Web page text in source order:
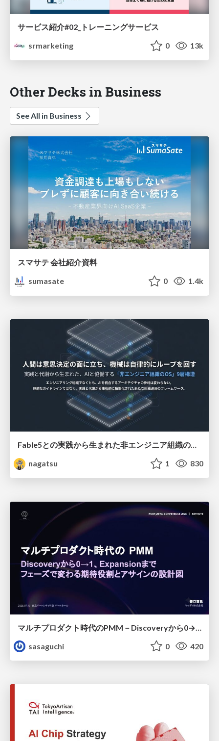
サービス紹介#02_トレーニングサービス
srmarketing
0 13k
Other Decks in Business
See All in Business
スマサテ 会社紹介資料
sumasate
0 1.4k
Fable5との実践から生まれた非エンジニア組織のループエンジニアリング
nagatsu
1 830
sasaguchi
0 420